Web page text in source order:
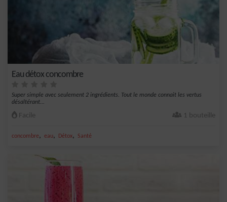
Eau détox concombre
Super simple avec seulement 2 ingrédients. Tout le monde connait les vertus
désaltérant...
Facile 1 bouteille
concombre, eau, Détox, Santé